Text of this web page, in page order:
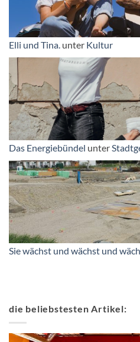
Elli und Tina. unter Kultur
Das Energiebündel unter
Sie wächst und wächst und
die beliebstesten Artikel: